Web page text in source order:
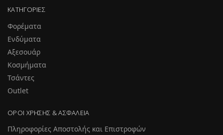
ΚΑΤΗΓΟΡΊΕΣ
Φορέματα
Ενδύματα
Αξεσουάρ
Κοσμήματα
Τσάντες
Outlet
ΌΡΟΙ ΧΡΉΣΗΣ & ΑΣΦΆΛΕΙΑ
Πληροφορίες Αποστολής και Επιστροφών